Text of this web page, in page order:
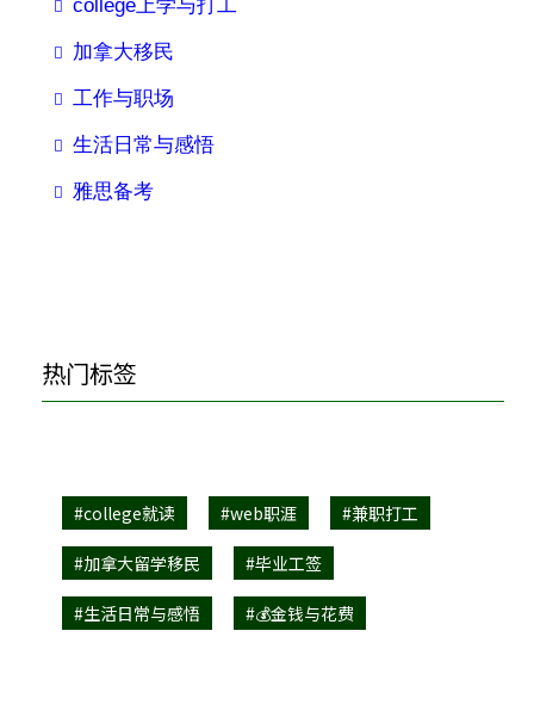
college上学与打工
加拿大移民
工作与职场
生活日常与感悟
雅思备考
热门标签
#college就读 #web职涯 #兼职打工
#加拿大留学移民 #毕业工签
#生活日常与感悟 #💰金钱与花费